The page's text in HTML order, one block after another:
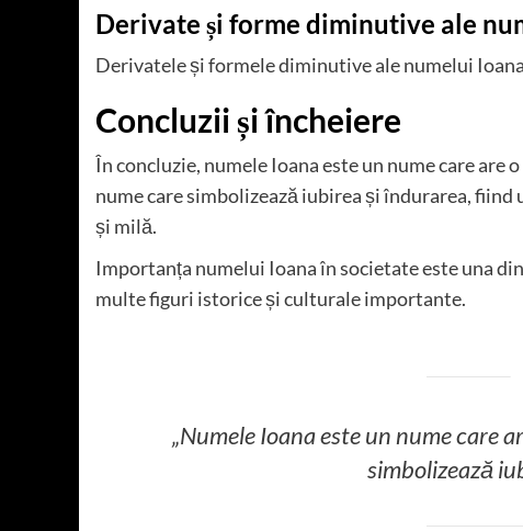
Derivate și forme diminutive ale
Derivatele și formele diminutive ale numelui
Concluzii și încheiere
În concluzie, numele Ioana este un nume care are
nume care simbolizează iubirea și îndurarea, fiind
și milă.
Importanța numelui Ioana în societate este una
multe figuri istorice și culturale importante.
„Numele Ioana este un nume care
simbolizează